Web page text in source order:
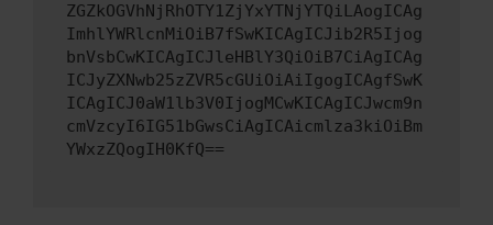
ZGZkOGVhNjRhOTY1ZjYxYTNjYTQiLAogICAg
ImhlYWRlcnMiOiB7fSwKICAgICJib2R5Ijog
bnVsbCwKICAgICJleHBlY3QiOiB7CiAgICAg
ICJyZXNwb25zZVR5cGUiOiAiIgogICAgfSwK
ICAgICJ0aW1lb3V0IjogMCwKICAgICJwcm9n
cmVzcyI6IG51bGwsCiAgICAicmlza3kiOiBm
YWxzZQogIH0KfQ==